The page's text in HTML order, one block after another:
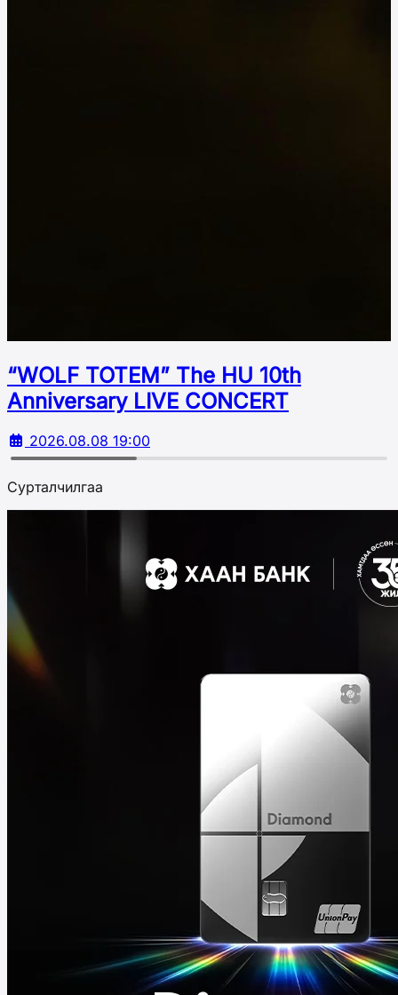
“WOLF TOTEM” The HU 10th
Аnniversary LIVE CONCERT
2026.08.08 19:00
Сурталчилгаа